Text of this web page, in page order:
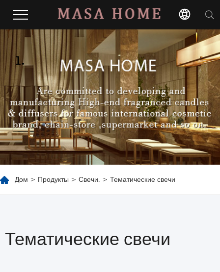
1.
Дом > Продукты > Свечи. > Тематические свечи
Тематические свечи